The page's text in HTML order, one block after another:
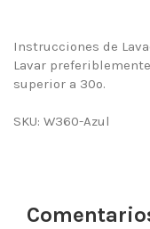
Instrucciones de
Lavar
superior a 30º.
SKU: W360-Azul